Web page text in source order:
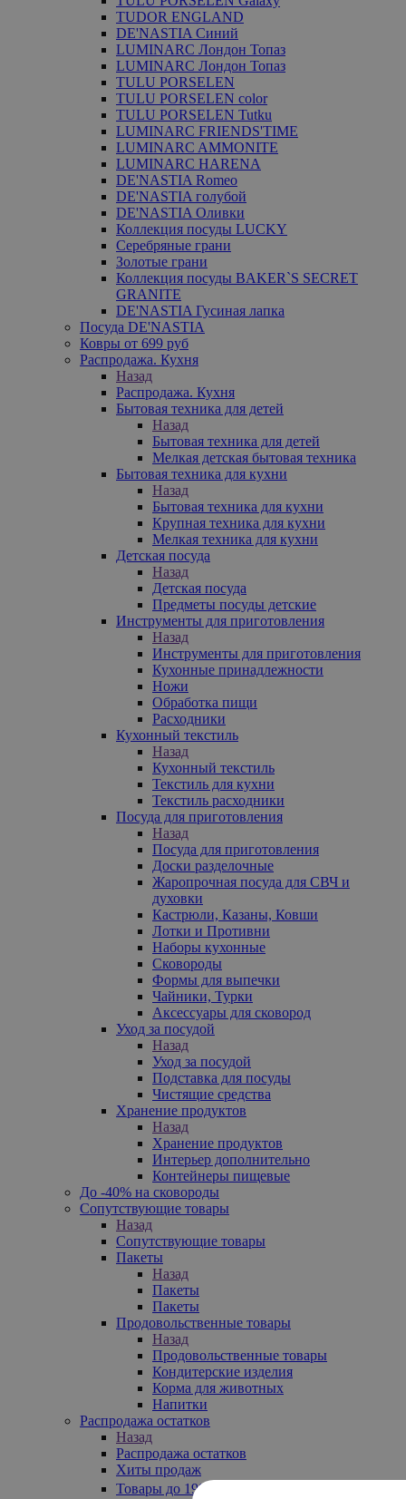
TUDOR ENGLAND
DE'NASTIA Синий
LUMINARC Лондон Топаз
LUMINARC Лондон Топаз
TULU PORSELEN
TULU PORSELEN color
TULU PORSELEN Tutku
LUMINARC FRIENDS'TIME
LUMINARC AMMONITE
LUMINARC HARENA
DE'NASTIA Romeo
DE'NASTIA голубой
DE'NASTIA Оливки
Коллекция посуды LUCKY
Серебряные грани
Золотые грани
Коллекция посуды BAKER`S SECRET
GRANITE
DE'NASTIA Гусиная лапка
Посуда DE'NASTIA
Ковры от 699 руб
Распродажа. Кухня
Назад
Распродажа. Кухня
Бытовая техника для детей
Назад
Бытовая техника для детей
Мелкая детская бытовая техника
Бытовая техника для кухни
Назад
Бытовая техника для кухни
Крупная техника для кухни
Мелкая техника для кухни
Детская посуда
Назад
Детская посуда
Предметы посуды детские
Инструменты для приготовления
Назад
Инструменты для приготовления
Кухонные принадлежности
Ножи
Обработка пищи
Расходники
Кухонный текстиль
Назад
Кухонный текстиль
Текстиль для кухни
Текстиль расходники
Посуда для приготовления
Назад
Посуда для приготовления
Доски разделочные
Жаропрочная посуда для СВЧ и
духовки
Кастрюли, Казаны, Ковши
Лотки и Противни
Наборы кухонные
Сковороды
Формы для выпечки
Чайники, Турки
Аксессуары для сковород
Уход за посудой
Назад
Уход за посудой
Подставка для посуды
Чистящие средства
Хранение продуктов
Назад
Хранение продуктов
Интерьер дополнительно
Контейнеры пищевые
До -40% на сковороды
Сопутствующие товары
Назад
Сопутствующие товары
Пакеты
Назад
Пакеты
Пакеты
Продовольственные товары
Назад
Продовольственные товары
Кондитерские изделия
Корма для животных
Напитки
Распродажа остатков
Назад
Распродажа остатков
Хиты продаж
Товары до 199₽